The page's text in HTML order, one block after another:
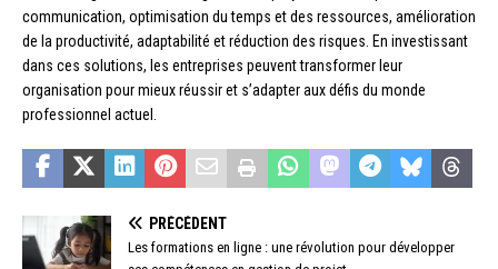
communication, optimisation du temps et des ressources, amélioration
de la productivité, adaptabilité et réduction des risques. En investissant
dans ces solutions, les entreprises peuvent transformer leur
organisation pour mieux réussir et s’adapter aux défis du monde
professionnel actuel.
PRÉCÉDENT
Les formations en ligne : une révolution pour développer